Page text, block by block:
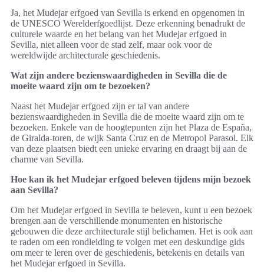
Ja, het Mudejar erfgoed van Sevilla is erkend en opgenomen in
de UNESCO Werelderfgoedlijst. Deze erkenning benadrukt de
culturele waarde en het belang van het Mudejar erfgoed in
Sevilla, niet alleen voor de stad zelf, maar ook voor de
wereldwijde architecturale geschiedenis.
Wat zijn andere bezienswaardigheden in Sevilla die de
moeite waard zijn om te bezoeken?
Naast het Mudejar erfgoed zijn er tal van andere
bezienswaardigheden in Sevilla die de moeite waard zijn om te
bezoeken. Enkele van de hoogtepunten zijn het Plaza de España,
de Giralda-toren, de wijk Santa Cruz en de Metropol Parasol. Elk
van deze plaatsen biedt een unieke ervaring en draagt bij aan de
charme van Sevilla.
Hoe kan ik het Mudejar erfgoed beleven tijdens mijn bezoek
aan Sevilla?
Om het Mudejar erfgoed in Sevilla te beleven, kunt u een bezoek
brengen aan de verschillende monumenten en historische
gebouwen die deze architecturale stijl belichamen. Het is ook aan
te raden om een rondleiding te volgen met een deskundige gids
om meer te leren over de geschiedenis, betekenis en details van
het Mudejar erfgoed in Sevilla.